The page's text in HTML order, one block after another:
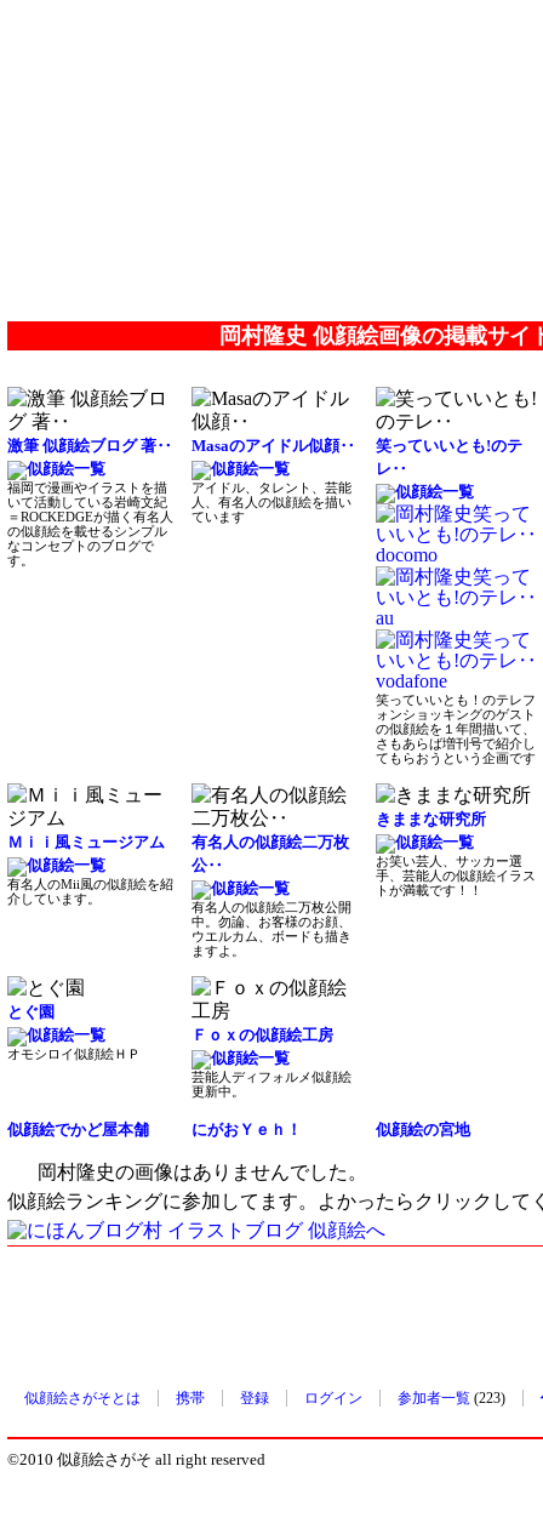
岡村隆史 似顔絵画像の掲載サイ
激筆 似顔絵ブログ 著‥
福岡で漫画やイラストを描
いて活動している岩崎文紀
＝ROCKEDGEが描く有名人
の似顔絵を載せるシンプル
なコンセプトのブログで
す。
Masaのアイドル似顔‥
アイドル、タレント、芸能
人、有名人の似顔絵を描い
ています
笑っていいとも!のテ
レ‥
笑っていいとも！のテレフ
ォンショッキングのゲスト
の似顔絵を１年間描いて、
さもあらば増刊号で紹介し
てもらおうという企画です
Ｍｉｉ風ミュージアム
有名人のMii風の似顔絵を紹
介しています。
有名人の似顔絵二万枚
公‥
有名人の似顔絵二万枚公開
中。勿論、お客様のお顔、
ウエルカム、ボードも描き
ますよ。
きままな研究所
お笑い芸人、サッカー選
手、芸能人の似顔絵イラス
トが満載です！！
とぐ園
オモシロイ似顔絵ＨＰ
Ｆｏｘの似顔絵工房
芸能人ディフォルメ似顔絵
更新中。
似顔絵でかど屋本舗 にがおＹｅｈ！ 似顔絵の宮地
岡村隆史の画像はありませんでした。
似顔絵ランキングに参加してます。よかったらクリックして
似顔絵さがそとは 携帯 登録 ログイン 参加者一覧 (223)
©2010 似顔絵さがそ all right reserved